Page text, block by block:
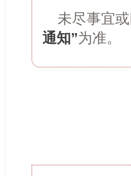
未尽事宜
通知”为准。